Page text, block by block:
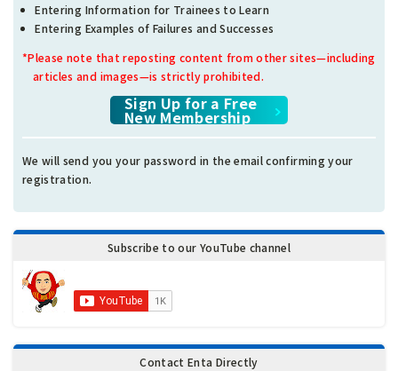
Entering Information for Trainees to Learn
Entering Examples of Failures and Successes
*Please note that reposting content from other sites—including
articles and images—is strictly prohibited.
Sign Up for a Free
New Membership
We will send you your password in the email confirming your
registration.
Subscribe to our YouTube channel
Contact Enta Directly